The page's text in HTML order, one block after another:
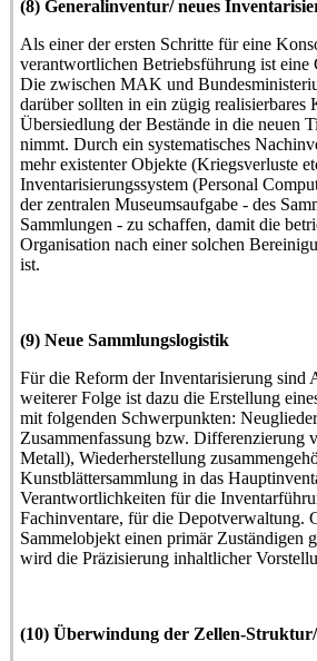
(8) Generalinventur/ neues
Als einer der ersten Schritte für eine
verantwortlichen Betriebsführung ist
Die zwischen MAK und
darüber sollten in ein zügig realisierbares
Übersiedlung der Bestände in die neuen
nimmt. Durch ein systematisches
mehr existenter Objekte (Kriegsverluste
Inventarisierungssystem (Personal
der zentralen Museumsaufgabe - des
Sammlungen - zu schaffen, damit die
Organisation nach einer solchen
ist.
(9) Neue Sammlungslogistik
Für die Reform der Inventarisierung sind
weiterer Folge ist dazu die Erstellung
mit folgenden Schwerpunkten:
Zusammenfassung bzw. Differenzierung
Metall), Wiederherstellung
Kunstblättersammlung in das
Verantwortlichkeiten für die
Fachinventare, für die Depotverwaltung.
Sammelobjekt einen primär Zuständigen
wird die Präzisierung inhaltlicher
(10) Überwindung der Zellen-Struktur/